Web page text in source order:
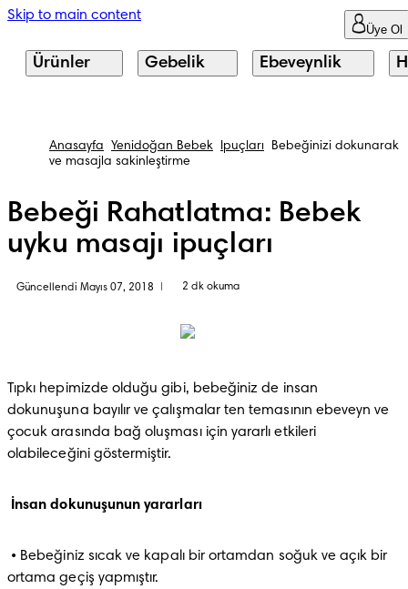
Skip to main content
Üye Ol
Ürünler Gebelik Ebeveynlik
Anasayfa Yenidoğan Bebek İpuçları
Bebeğinizi dokunarak
ve masajla sakinleştirme
Bebeği Rahatlatma: Bebek
uyku masajı ipuçları
Güncellendi Mayıs 07, 2018 2 dk okuma
Tıpkı hepimizde olduğu gibi, bebeğiniz de insan
dokunuşuna bayılır ve çalışmalar ten temasının ebeveyn ve
çocuk arasında bağ oluşması için yararlı etkileri
olabileceğini göstermiştir.
İnsan dokunuşunun yararları
ortama geçiş yapmıştır.